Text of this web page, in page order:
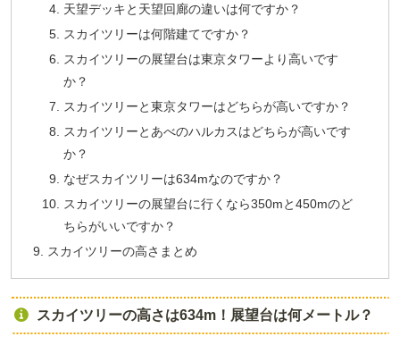
天望デッキと天望回廊の違いは何ですか？
スカイツリーは何階建てですか？
スカイツリーの展望台は東京タワーより高いです
か？
スカイツリーと東京タワーはどちらが高いですか？
スカイツリーとあべのハルカスはどちらが高いです
か？
なぜスカイツリーは634mなのですか？
スカイツリーの展望台に行くなら350mと450mのど
ちらがいいですか？
スカイツリーの高さまとめ
スカイツリーの高さは634m！展望台は何メートル？